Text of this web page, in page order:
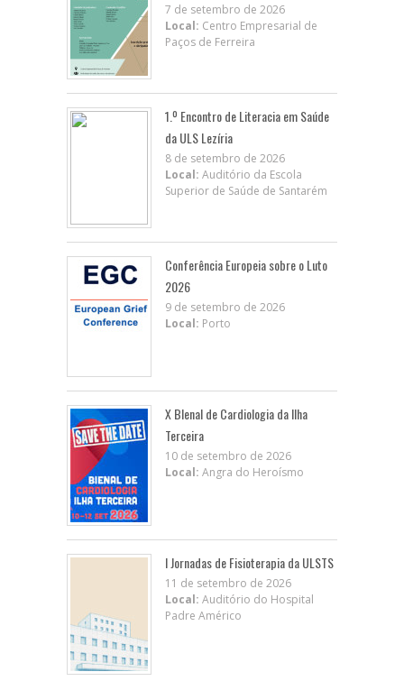
7 de setembro de 2026
Local: Centro Empresarial de
Paços de Ferreira
1.º Encontro de Literacia em Saúde
da ULS Lezíria
8 de setembro de 2026
Local: Auditório da Escola
Superior de Saúde de Santarém
Conferência Europeia sobre o Luto
2026
9 de setembro de 2026
Local: Porto
X BIenal de Cardiologia da Ilha
Terceira
10 de setembro de 2026
Local: Angra do Heroísmo
I Jornadas de Fisioterapia da ULSTS
11 de setembro de 2026
Local: Auditório do Hospital
Padre Américo